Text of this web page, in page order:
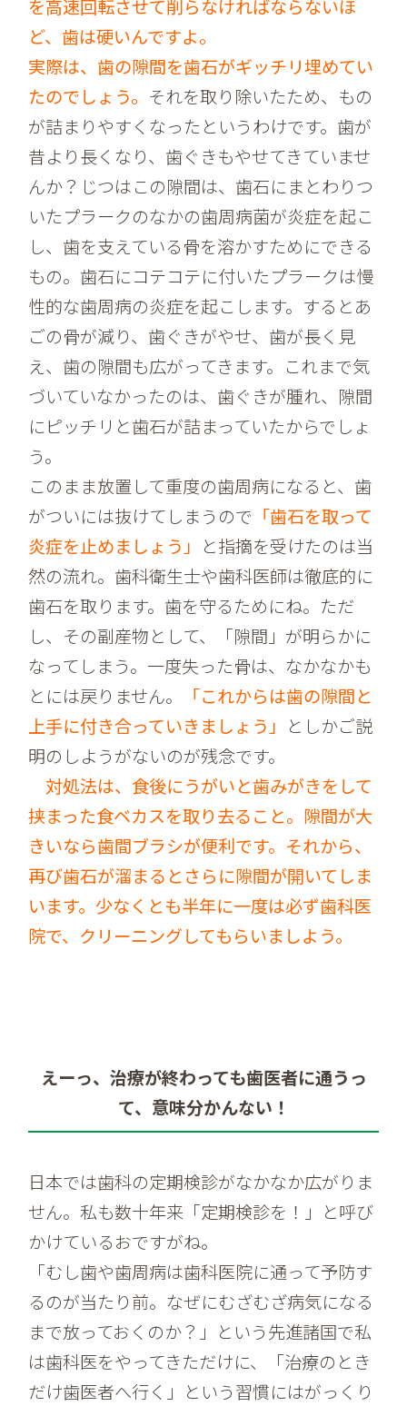
を高速回転させて削らなければならないほ
ど、歯は硬いんですよ。
実際は、歯の隙間を歯石がギッチリ埋めてい
たのでしょう。 それを取り除いたため、もの
が詰まりやすくなったというわけです。歯が
昔より長くなり、歯ぐきもやせてきていませ
んか？じつはこの隙間は、歯石にまとわりつ
いたプラークのなかの歯周病菌が炎症を起こ
し、歯を支えている骨を溶かすためにできる
もの。歯石にコテコテに付いたプラークは慢
性的な歯周病の炎症を起こします。するとあ
ごの骨が減り、歯ぐきがやせ、歯が長く見
え、歯の隙間も広がってきます。これまで気
づいていなかったのは、歯ぐきが腫れ、隙間
にピッチリと歯石が詰まっていたからでしょ
う。
このまま放置して重度の歯周病になると、歯
がついには抜けてしまうので 「歯石を取って
炎症を止めましょう」 と指摘を受けたのは当
然の流れ。歯科衛生士や歯科医師は徹底的に
歯石を取ります。歯を守るためにね。ただ
し、その副産物として、「隙間」が明らかに
なってしまう。一度失った骨は、なかなかも
とには戻りません。
「これからは歯の隙間と
上手に付き合っていきましょう」 としかご説
明のしようがないのが残念です。
対処法は、食後にうがいと歯みがきをして
挟まった食ベカスを取り去ること。隙間が大
きいなら歯間ブラシが便利です。それから、
再び歯石が溜まるとさらに隙間が開いてしま
います。少なくとも半年に一度は必ず歯科医
院で、クリーニングしてもらいましよう。
えーっ、治療が終わっても歯医者に通うっ
て、意味分かんない！
日本では歯科の定期検診がなかなか広がりま
せん。私も数十年来「定期検診を！」と呼び
かけているおですがね。
「むし歯や歯周病は歯科医院に通って予防す
るのが当たり前。なぜにむざむざ病気になる
まで放っておくのか？」という先進諸国で私
は歯科医をやってきただけに、「治療のとき
だけ歯医者へ行く」という習慣にはがっくり